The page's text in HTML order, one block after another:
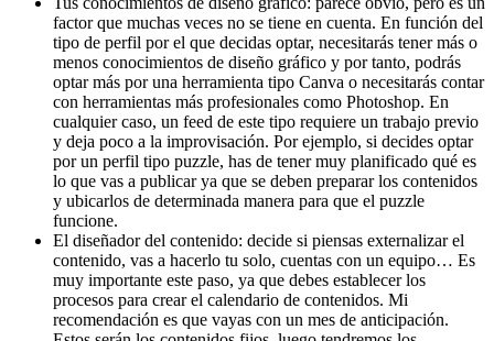
factor que muchas veces no se tiene en cuenta. En función del
tipo de perfil por el que decidas optar, necesitarás tener más o
menos conocimientos de diseño gráfico y por tanto, podrás
optar más por una herramienta tipo Canva o necesitarás contar
con herramientas más profesionales como Photoshop. En
cualquier caso, un feed de este tipo requiere un trabajo previo
y deja poco a la improvisación. Por ejemplo, si decides optar
por un perfil tipo puzzle, has de tener muy planificado qué es
lo que vas a publicar ya que se deben preparar los contenidos
y ubicarlos de determinada manera para que el puzzle
funcione.
El diseñador del contenido: decide si piensas externalizar el
contenido, vas a hacerlo tu solo, cuentas con un equipo… Es
muy importante este paso, ya que debes establecer los
procesos para crear el calendario de contenidos. Mi
recomendación es que vayas con un mes de anticipación.